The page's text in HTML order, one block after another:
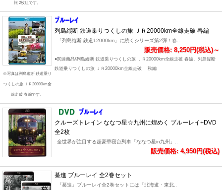
旅 2枚組です。
※写真は列島縦断 鉄道乗り
つくしの旅 ＪＲ20000km全
線走破 春編です。
列島縦断 鉄道乗りつくしの旅 ＪＲ20000km全線走破 春編
「列島縦断 鉄道12000km」に続くシリーズ第2弾！春..
販売価格: 8,250円(税込)～
●関連商品/列島縦断 鉄道乗りつくしの旅 ＪＲ20000km全線走破 春編、列島縦断
鉄道乗りつくしの旅 ＪＲ20000km全線走破 秋編
クルーズトレイン ななつ星☆九州に煌めく ブルーレイ+DVD
全2枚
全世界が注目する超豪華寝台列車「ななつ星in九州」..
販売価格: 4,950円(税込)
驀進 ブルーレイ 全2巻セット
『驀進』ブルーレイ全2巻セットには「北海道・東北..